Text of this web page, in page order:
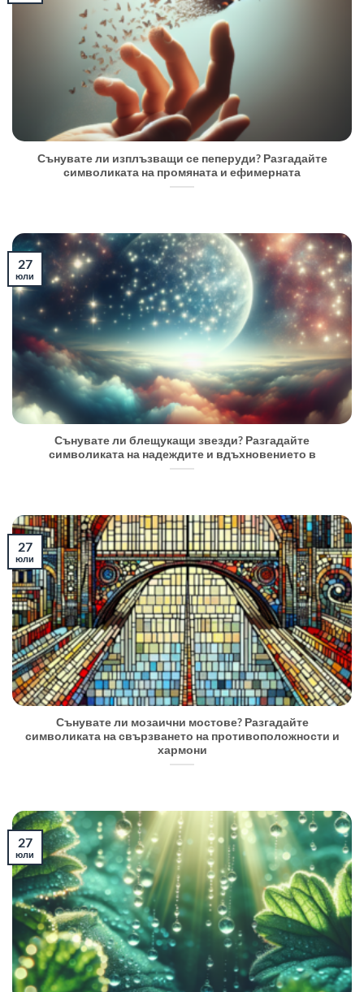
Сънувате ли изплъзващи се пеперуди? Разгадайте
символиката на промяната и ефимерната
Сънувате ли блещукащи звезди? Разгадайте
символиката на надеждите и вдъхновението в
27
юли
Сънувате ли мозаични мостове? Разгадайте
символиката на свързването на противоположности и
хармони
27
юли
27
юли